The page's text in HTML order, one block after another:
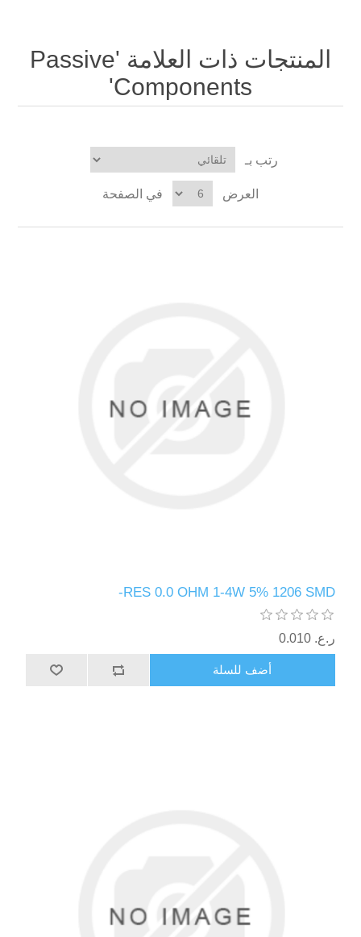
المنتجات ذات العلامة 'Passive
Components'
رتب بـ
العرض في الصفحة
RES 0.0 OHM 1-4W 5% 1206 SMD-
ر.ع.‏‏ 0.010
أضف للسلة